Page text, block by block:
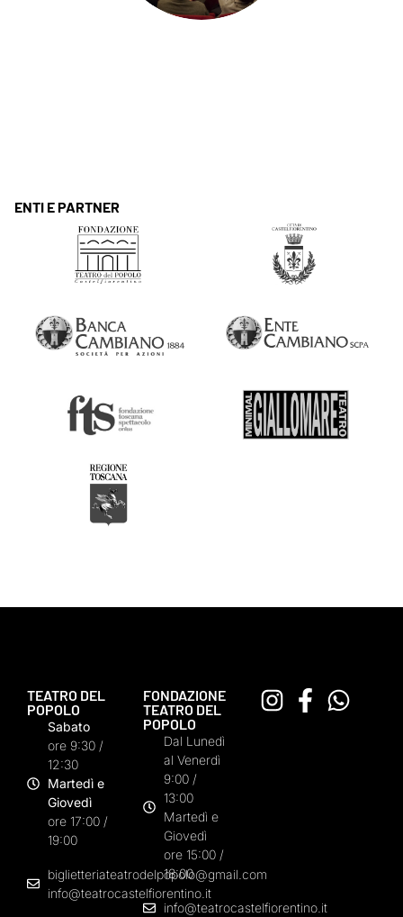
ENTI E PARTNER
TEATRO DEL
POPOLO
Sabato
ore 9:30 /
12:30
Martedì e
Giovedì
ore 17:00 /
19:00
biglietteriateatrodelpopolo@gmail.com
info@teatrocastelfiorentino.it
FONDAZIONE
TEATRO DEL
POPOLO
Dal Lunedì
al Venerdì
9:00 /
13:00
Martedì e
Giovedì
ore 15:00 /
18:00
info@teatrocastelfiorentino.it